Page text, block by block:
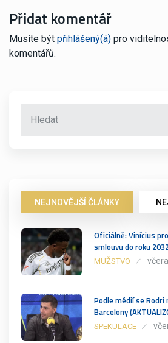
Přidat komentář
Musíte být přihlášený(á) pro
komentářů.
NEJNOVĚJŠÍ ČLÁNKY
Oficiálně: Vinícius
smlouvu do roku
MUŽSTVO
Podle médií se
Barcelony
SPEKULACE